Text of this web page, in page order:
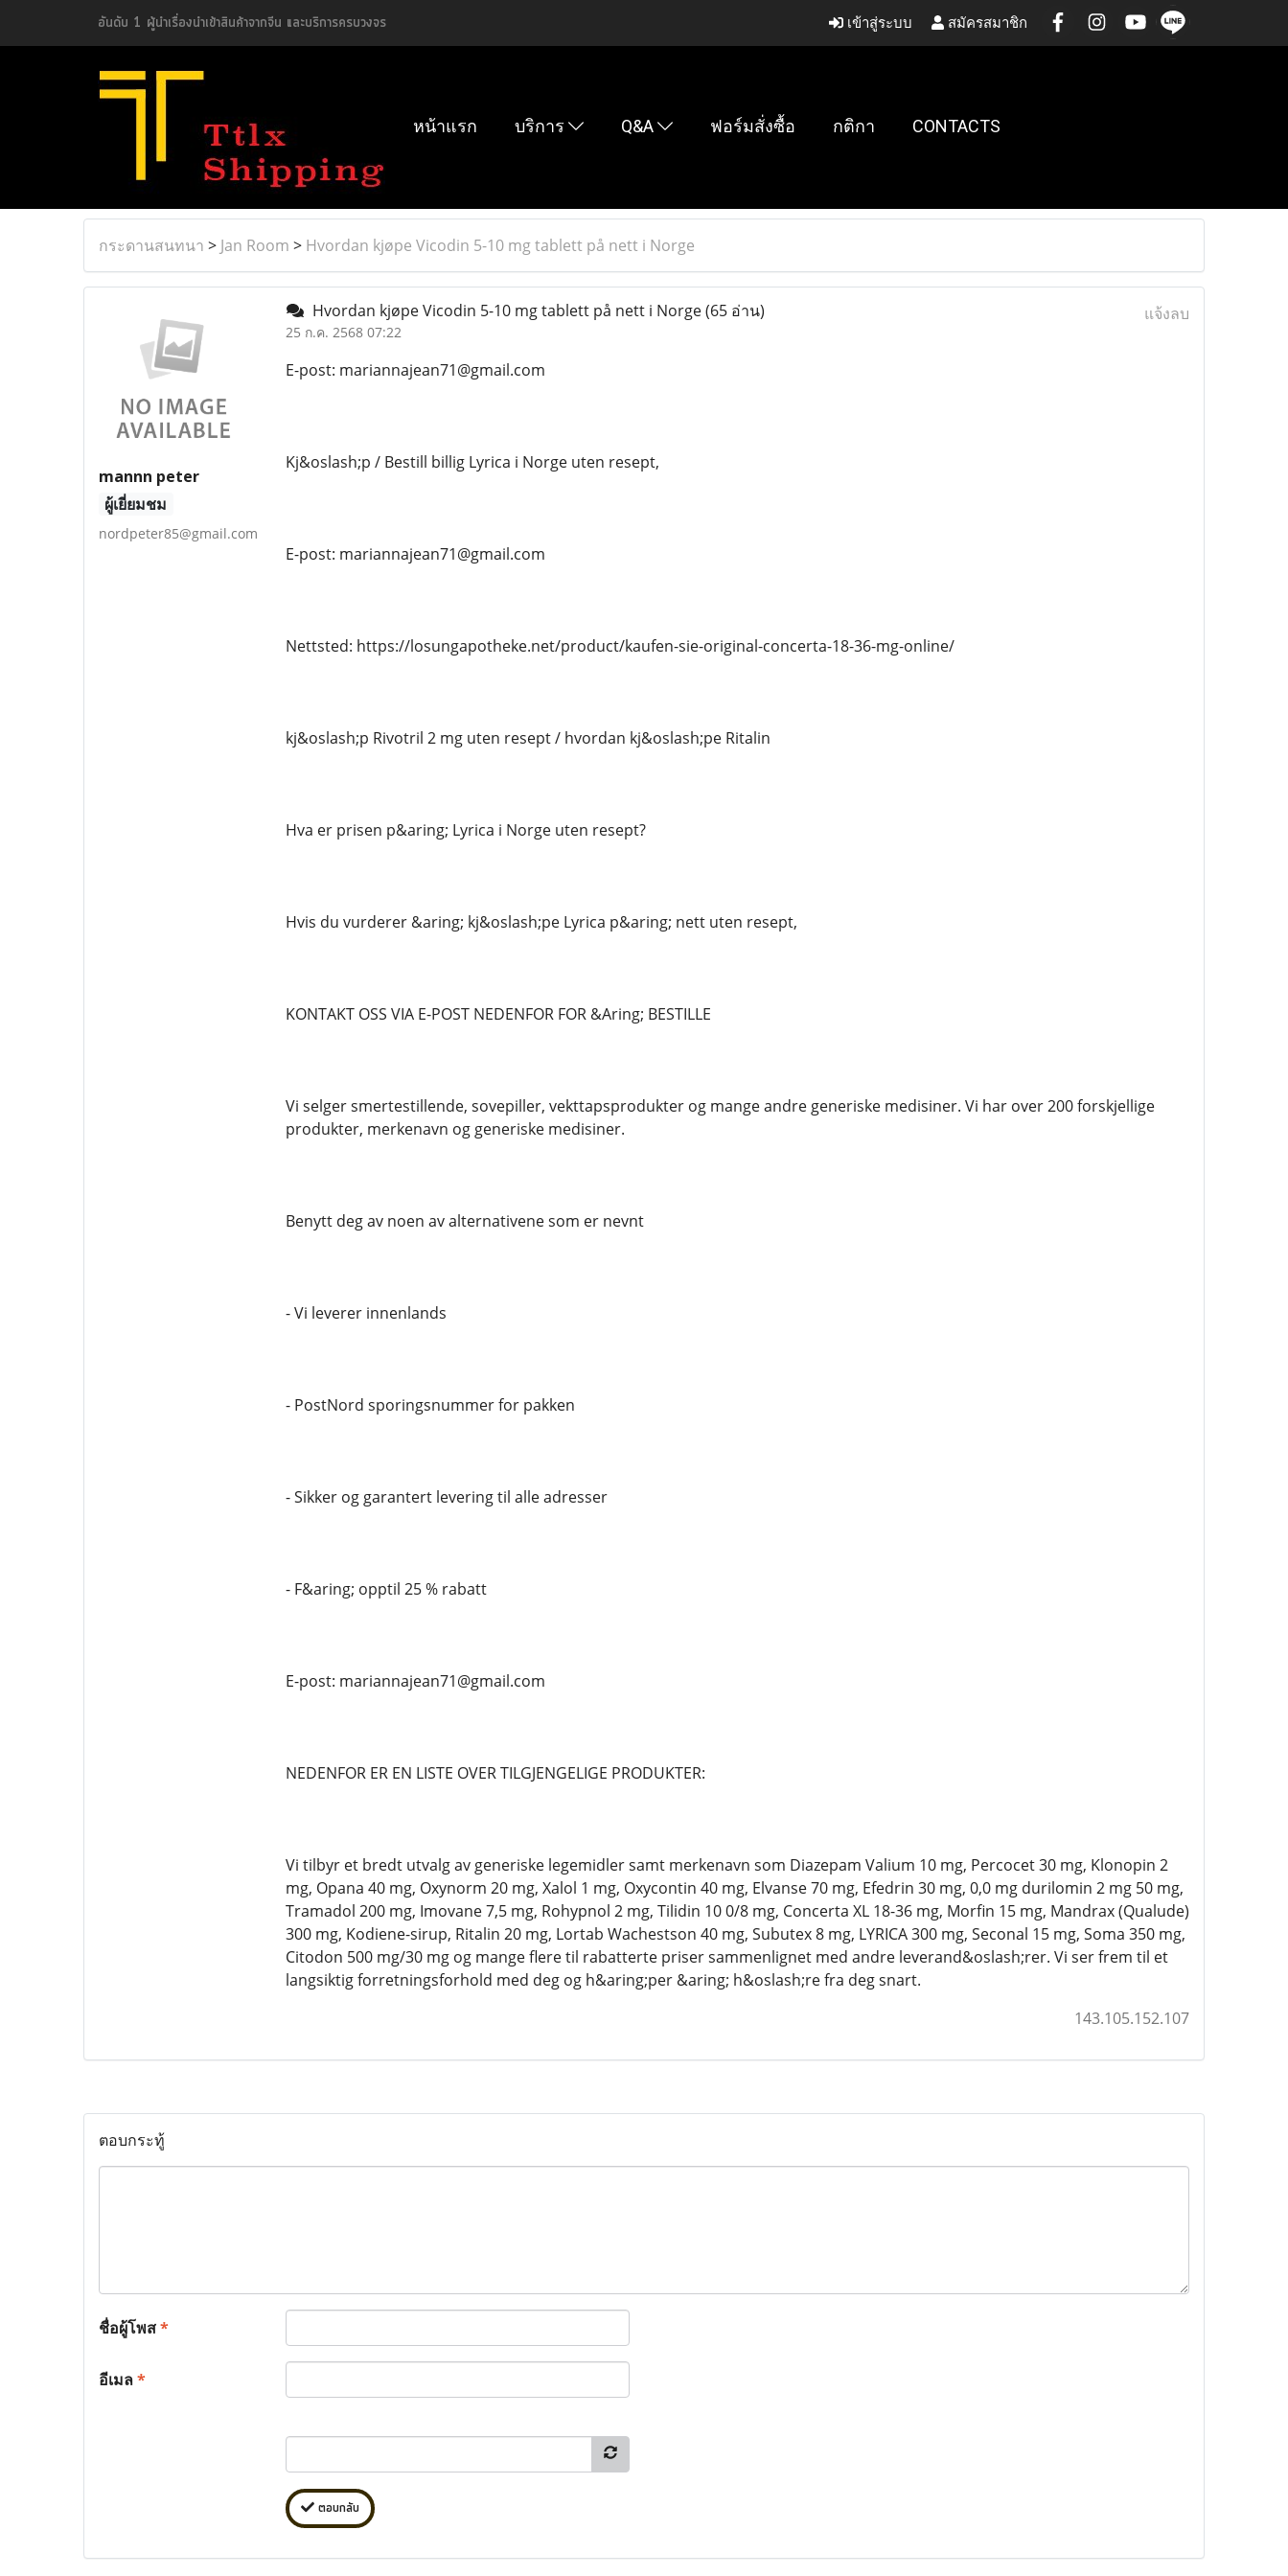
อันดับ 1 ผู้นำเรื่องนำเข้าสินค้าจากจีน และบริการครบวงจร เข้าสู่ระบบ สมัครสมาชิก
หน้าแรก บริการ Q&A ฟอร์มสั่งซื้อ กติกา CONTACTS
กระดานสนทนา > Jan Room > Hvordan kjøpe Vicodin 5-10 mg tablett på nett i Norge
mannn peter
ผู้เยี่ยมชม
nordpeter85@gmail.com
Hvordan kjøpe Vicodin 5-10 mg tablett på nett i Norge(65 อ่าน)
25 ก.ค. 2568 07:22
แจ้งลบ
E-post: mariannajean71@gmail.com
Kj&oslash;p / Bestill billig Lyrica i Norge uten resept,
E-post: mariannajean71@gmail.com
Nettsted: https://losungapotheke.net/product/kaufen-sie-original-concerta-18-36-mg-online/
kj&oslash;p Rivotril 2 mg uten resept / hvordan kj&oslash;pe Ritalin
Hva er prisen p&aring; Lyrica i Norge uten resept?
Hvis du vurderer &aring; kj&oslash;pe Lyrica p&aring; nett uten resept,
KONTAKT OSS VIA E-POST NEDENFOR FOR &Aring; BESTILLE
Vi selger smertestillende, sovepiller, vekttapsprodukter og mange andre generiske medisiner. Vi har over 200 forskjellige
produkter, merkenavn og generiske medisiner.
Benytt deg av noen av alternativene som er nevnt
- Vi leverer innenlands
- PostNord sporingsnummer for pakken
- Sikker og garantert levering til alle adresser
- F&aring; opptil 25 % rabatt
E-post: mariannajean71@gmail.com
NEDENFOR ER EN LISTE OVER TILGJENGELIGE PRODUKTER:
Vi tilbyr et bredt utvalg av generiske legemidler samt merkenavn som Diazepam Valium 10 mg, Percocet 30 mg, Klonopin 2
mg, Opana 40 mg, Oxynorm 20 mg, Xalol 1 mg, Oxycontin 40 mg, Elvanse 70 mg, Efedrin 30 mg, 0,0 mg durilomin 2 mg 50 mg,
Tramadol 200 mg, Imovane 7,5 mg, Rohypnol 2 mg, Tilidin 10 0/8 mg, Concerta XL 18-36 mg, Morfin 15 mg, Mandrax (Qualude)
300 mg, Kodiene-sirup, Ritalin 20 mg, Lortab Wachestson 40 mg, Subutex 8 mg, LYRICA 300 mg, Seconal 15 mg, Soma 350 mg,
Citodon 500 mg/30 mg og mange flere til rabatterte priser sammenlignet med andre leverand&oslash;rer. Vi ser frem til et
langsiktig forretningsforhold med deg og h&aring;per &aring; h&oslash;re fra deg snart.
143.105.152.107
ตอบกระทู้
ชื่อผู้โพส*
อีเมล*
ตอบกลับ